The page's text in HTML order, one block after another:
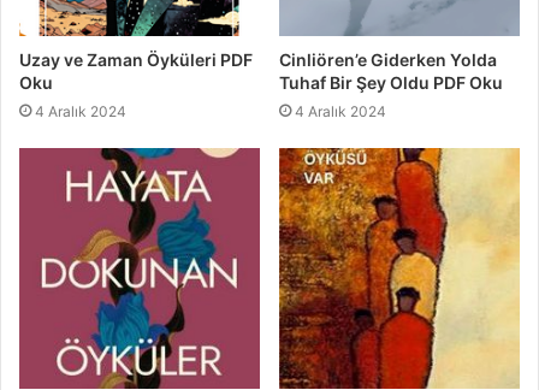
Uzay ve Zaman Öyküleri PDF
Oku
4 Aralık 2024
Cinliören’e Giderken Yolda
Tuhaf Bir Şey Oldu PDF Oku
4 Aralık 2024